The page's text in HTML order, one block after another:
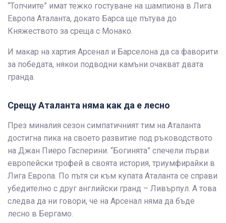
“Топчиите” имат тежко гостуване на шампиона в Лига
Европа Аталанта, докато Барса ще пътува до
Княжеството за среща с Монако.
И макар на хартия Арсенал и Барселона да са фаворити
за победата, някои подводни камъни очакват двата
гранда.
Срещу Аталанта няма как да е лесно
През миналия сезон симпатичният тим на Аталанта
достигна пика на своето развитие под ръководството
на Джан Пиеро Гасперини. “Богинята” спечели първи
европейски трофей в своята история, триумфирайки в
Лига Европа. По пътя си към купата Аталанта се справи
убедително с друг английски гранд – Ливърпул. А това
следва да ни говори, че на Арсенал няма да бъде
лесно в Бергамо.